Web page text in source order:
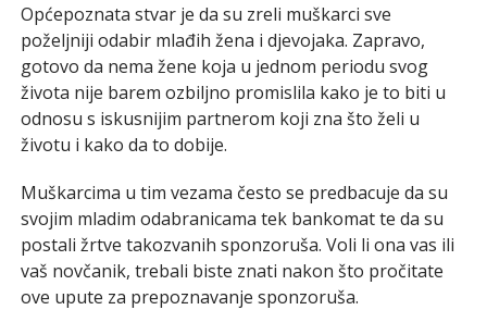
Općepoznata stvar je da su zreli muškarci sve
poželjniji odabir mlađih žena i djevojaka. Zapravo,
gotovo da nema žene koja u jednom periodu svog
života nije barem ozbiljno promislila kako je to biti u
odnosu s iskusnijim partnerom koji zna što želi u
životu i kako da to dobije.
Muškarcima u tim vezama često se predbacuje da su
svojim mladim odabranicama tek bankomat te da su
postali žrtve takozvanih sponzoruša. Voli li ona vas ili
vaš novčanik, trebali biste znati nakon što pročitate
ove upute za prepoznavanje sponzoruša.